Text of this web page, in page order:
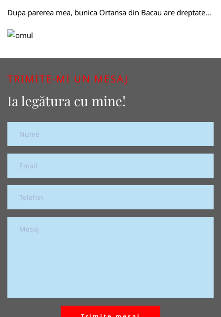
Dupa parerea mea, bunica Ortansa din Bacau are dreptate...
TRIMITE-MI UN MESAJ
Ia legătura cu mine!